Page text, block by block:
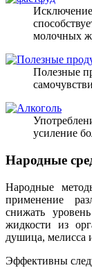
молочных
Полезные
усиление
Народные
Народные
применение
снижать
жидкости из
душица, мелисса
Эффективны